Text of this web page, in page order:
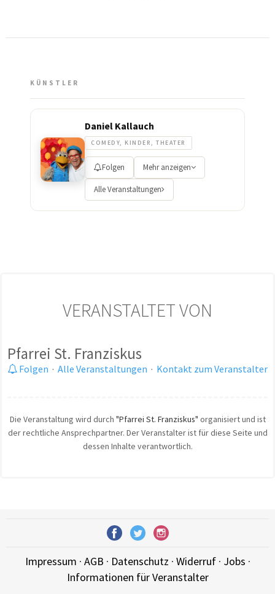
KÜNSTLER
Daniel Kallauch
COMEDY, KINDER, THEATER
Folgen Mehr anzeigen
Alle Veranstaltungen
VERANSTALTET VON
Pfarrei St. Franziskus
Folgen · Alle Veranstaltungen · Kontakt zum Veranstalter
Die Veranstaltung wird durch "Pfarrei St. Franziskus" organisiert und ist
der rechtliche Ansprechpartner. Der Veranstalter ist für diese Seite und
dessen Inhalte verantwortlich.
Impressum · AGB · Datenschutz · Widerruf· Jobs ·
Informationen für Veranstalter